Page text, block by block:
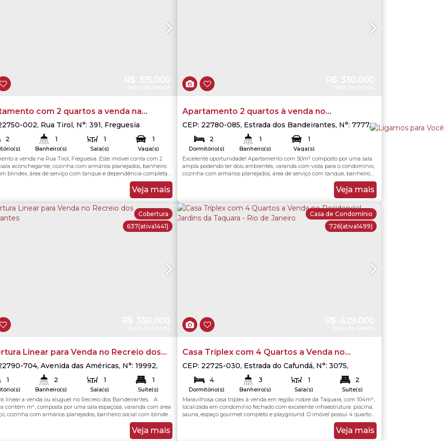
com 2 quartos a venda na
- Jacarepaguá- Rio de Janeiro
002, Rua Tirol , N°: 391, Freguesia
Rio de Janeiro
2 1
Banheiro(s)
1
Sala(s)
62 .00m²
1
Vaga(s)
Útil: 62.00m²
à venda na Rua Tirol, Freguesia. Este imóvel conta com 2
aconchegante, cozinha com armários planejados, banheiro
blindex, área de serviço com tanque e dependência completa
Possui ainda uma vaga de garagem e recebe sol passante,
luminosidade e boa ventilação natural. O condomínio oferece
Veja mais
Apartamento 2 quartos à venda no
Condomínio Rota do sol - Camorim -
Jacarepagua
CEP: 22780-085, Estrada dos Bandeirantes, N°: 7777,
Rio de Janeiro
2
Dormitório(s)
1
Banheiro(s)
Total:50.00m²
1
Vaga(s)
Útil:50 .00m²
Excelente oportunidade! Apartamento com 50m² composto por uma sala
ampla podendo ter dois ambientes, varanda com vista para o condomínio,
cozinha com armários planejados, área de serviço com tanque, banheiro
social com blindex, 2 quartos, com direito a uma vaga na garagem. O
imóvel é aconchegante e conta com uma estrutura funcional, perfeito
Veja mais
637(ativa1441)
Cobertura
Linear para Venda no Recreio dos
704, Avenida das Américas, N°: 19992,
dos Bandeirantes
,Brasil
1 2
Banheiro(s)
1
Sala(s)
1
Suíte(s)
Total:56.48m²
1 Útil:56.48m²
linear a venda ou aluguel no Recreio dos Bandeirantes. A
contém m², composta por uma sala espaçosa, varanda com área
cozinha com armários planejados, banheiro social com blindex,
com uma suíte, área externa com espaço gourmet com
Com direito a uma vaga na garagem. O prédio está
Veja mais
726(ativa1499)
Casa de Condomínio
Casa Tríplex com 4 Quartos a Venda no
Residencial Jardins da Taquara - Rio de Janeiro
CEP: 22725-030, Estrada do Cafundá, N°: 3075,
Rio de Janeiro
4
Dormitório(s)
3
Banheiro(s)
1
Sala(s)
2
Suíte(s)
Total:104.00m²
2
Vaga(s)
Útil:104.00m²
Maravilhosa casa triplex à venda em região nobre da Taquara, com 104m²,
localizada em condomínio fechado com excelente infraestrutura: piscina,
sauna, espaço gourmet completo e playground. O imóvel possui 4 quartos,
sendo 2 suítes amplas com armários planejados. No 1º pavimento, ampla
sala para dois ambientes com piso quente, ar-condicionado split, armário e
Veja mais